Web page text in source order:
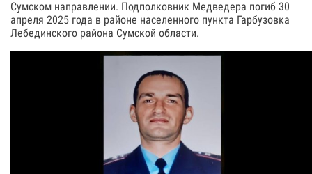
Сумском направлении. Подполковник Медведера погиб 30
апреля 2025 года в районе населенного пункта Гарбузовка
Лебединского района Сумской области.